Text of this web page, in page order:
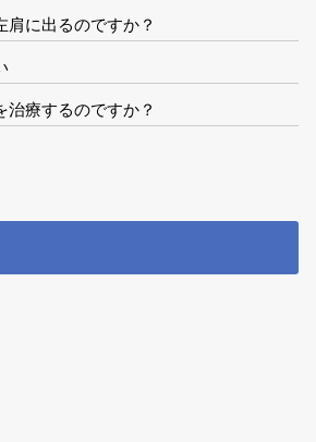
肩に出るのですか？
治療するのですか？